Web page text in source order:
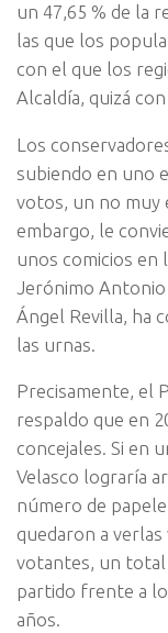
un 47,65 % de la
las que los
con el que los
Alcaldía, quizá
Los
subiendo en uno
votos, un no muy
embargo, le
unos comicios en
Jerónimo
Ángel Revilla, ha
las urnas.
Precisamente, el
respaldo que en
concejales. Si en
Velasco lograría
número de
quedaron a
votantes, un total
partido frente a
años.